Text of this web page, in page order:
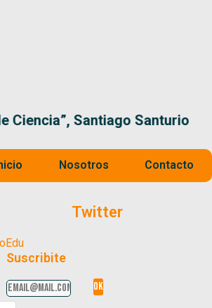
Santiago Santurio
Nosotros Contacto
Twitter
Suscribite